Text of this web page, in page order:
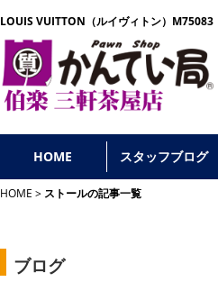
LOUIS VUITTON（ルイヴィトン）
HOME スタッフブログ
HOME ストールの記事一覧
ブログ